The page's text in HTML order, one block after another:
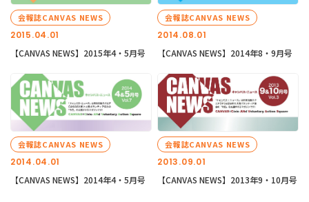
2015.04.01
会報誌CANVAS NEWS
【CANVAS NEWS】2015年4・5月号
2014.08.01
会報誌CANVAS NEWS
【CANVAS NEWS】2014年8・9月号
2014.04.01
会報誌CANVAS NEWS
【CANVAS NEWS】2014年4・5月号
2013.09.01
会報誌CANVAS NEWS
【CANVAS NEWS】2013年9・10月号